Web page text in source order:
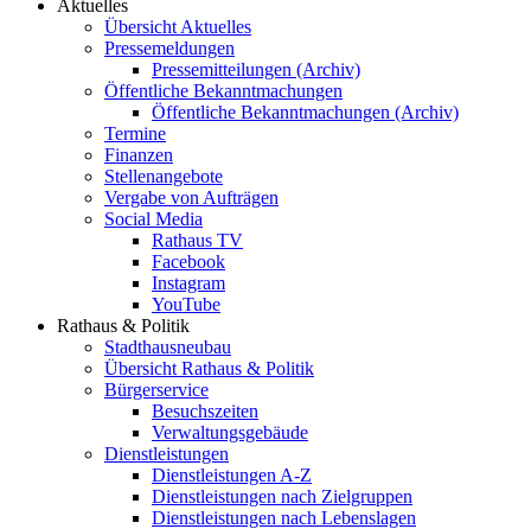
Aktuelles
Übersicht Aktuelles
Pressemeldungen
Pressemitteilungen (Archiv)
Öffentliche Bekanntmachungen
Öffentliche Bekanntmachungen (Archiv)
Termine
Finanzen
Stellenangebote
Vergabe von Aufträgen
Social Media
Rathaus TV
Facebook
Instagram
YouTube
Rathaus & Politik
Stadthausneubau
Übersicht Rathaus & Politik
Bürgerservice
Besuchszeiten
Verwaltungsgebäude
Dienstleistungen
Dienstleistungen A-Z
Dienstleistungen nach Zielgruppen
Dienstleistungen nach Lebenslagen